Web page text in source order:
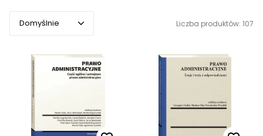
Domyślnie
Domyślnie
Popularne
Cena rosnąco
Cena malejąco
Liczba produktów: 107